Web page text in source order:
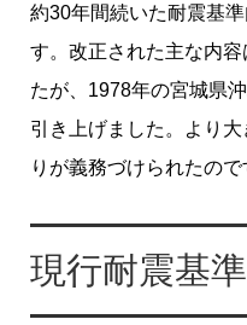
約30年間続いた耐震基
す。改正された主な内
たが、1978年の宮城県
引き上げました。より
りが義務づけられたので
現行耐震基準